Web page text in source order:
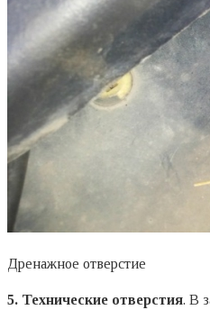
Дренажное отверстие
5. Технические отверстия. В